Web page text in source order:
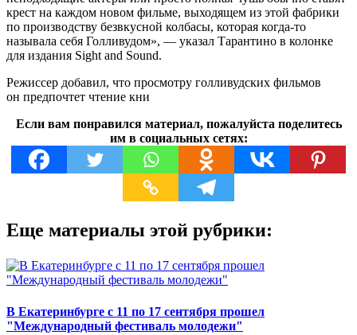
крест на каждом новом фильме, выходящем из этой фабрики
по производству безвкусной колбасы, которая когда-то
называла себя Голливудом», — указал Тарантино в колонке
для издания Sight and Sound.
Режиссер добавил, что просмотру голливудских фильмов
он предпочтет чтение кни
Если вам понравился материал, пожалуйста поделитесь
им в социальных сетях:
Еще материалы этой рубрики:
В Екатеринбурге с 11 по 17 сентября прошел
"Международный фестиваль молодежи"